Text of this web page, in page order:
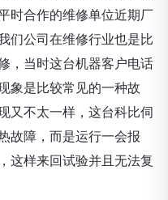
时合作的维修单位近期厂
们公司在维修行业也是比
，当时这台机器客户电话
象是比较常见的一种故
又不太一样，这台科比伺
故障，而是运行一会报
这样来回试验并且无法复